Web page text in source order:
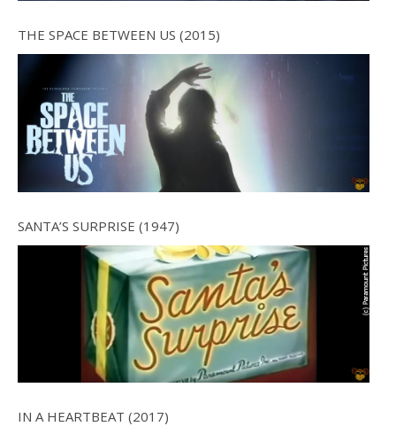
THE SPACE BETWEEN US (2015)
SANTA’S SURPRISE (1947)
IN A HEARTBEAT (2017)